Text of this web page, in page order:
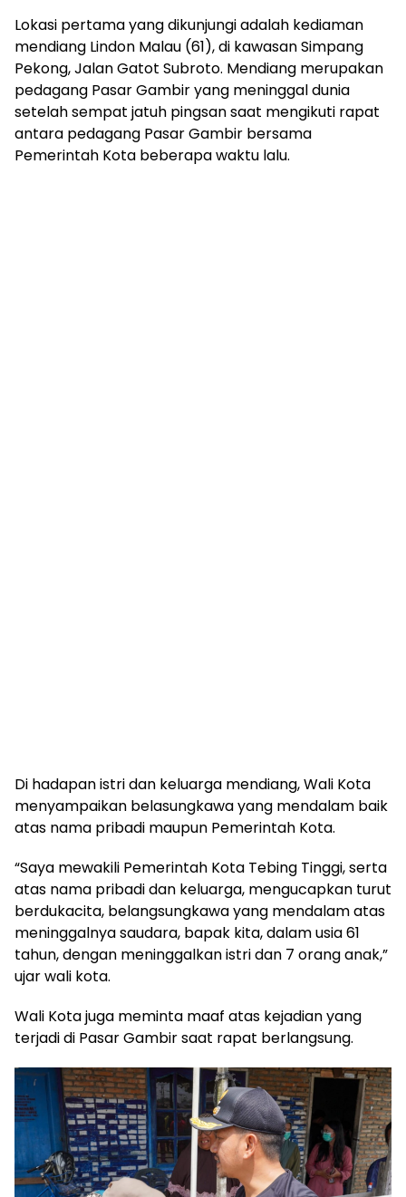
Lokasi pertama yang dikunjungi adalah kediaman
mendiang Lindon Malau (61), di kawasan Simpang
Pekong, Jalan Gatot Subroto. Mendiang merupakan
pedagang Pasar Gambir yang meninggal dunia
setelah sempat jatuh pingsan saat mengikuti rapat
antara pedagang Pasar Gambir bersama
Pemerintah Kota beberapa waktu lalu.
Di hadapan istri dan keluarga mendiang, Wali Kota
menyampaikan belasungkawa yang mendalam baik
atas nama pribadi maupun Pemerintah Kota.
“Saya mewakili Pemerintah Kota Tebing Tinggi, serta
atas nama pribadi dan keluarga, mengucapkan turut
berdukacita, belangsungkawa yang mendalam atas
meninggalnya saudara, bapak kita, dalam usia 61
tahun, dengan meninggalkan istri dan 7 orang anak,”
ujar wali kota.
Wali Kota juga meminta maaf atas kejadian yang
terjadi di Pasar Gambir saat rapat berlangsung.